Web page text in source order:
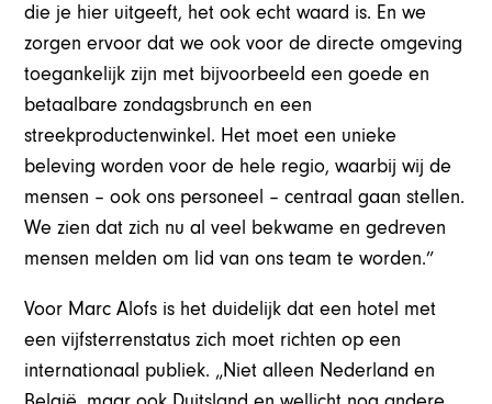
die je hier uitgeeft, het ook echt waard is. En we
zorgen ervoor dat we ook voor de directe omgeving
toegankelijk zijn met bijvoorbeeld een goede en
betaalbare zondagsbrunch en een
streekproductenwinkel. Het moet een unieke
beleving worden voor de hele regio, waarbij wij de
mensen – ook ons personeel – centraal gaan stellen.
We zien dat zich nu al veel bekwame en gedreven
mensen melden om lid van ons team te worden.”
Voor Marc Alofs is het duidelijk dat een hotel met
een vijfsterrenstatus zich moet richten op een
internationaal publiek. „Niet alleen Nederland en